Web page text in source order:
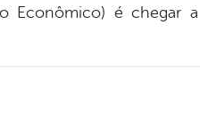
Econômico) é chegar